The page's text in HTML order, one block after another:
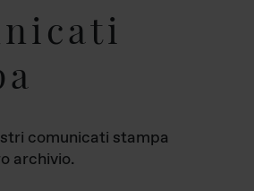
comunicati stampa
archivio.